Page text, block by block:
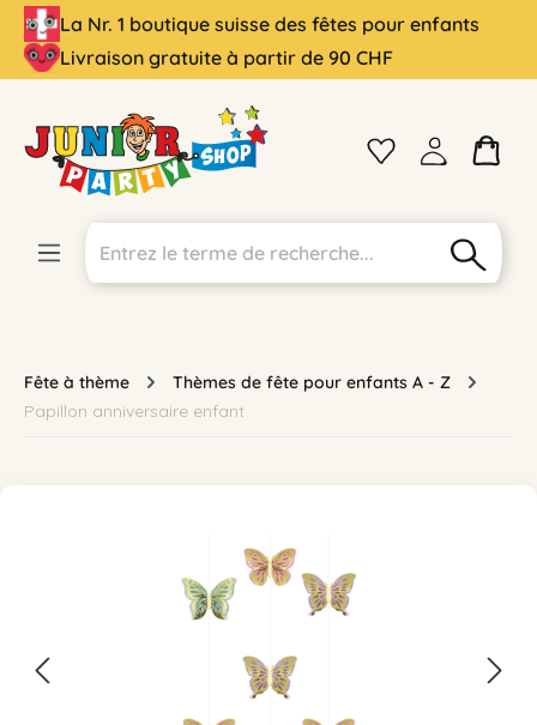
principal
La Nr. 1 boutique suisse des fêtes pour enfants
Livraison gratuite à partir de 90 CHF
Fête à thème
Thèmes de fête pour enfants A - Z
Papillon anniversaire enfant
Ignorer la galerie d'images